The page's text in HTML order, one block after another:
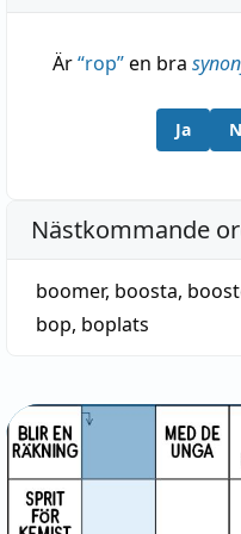
Är“rop”en bra
Ja
Nästkommande
boomer, boosta,
bop, boplats